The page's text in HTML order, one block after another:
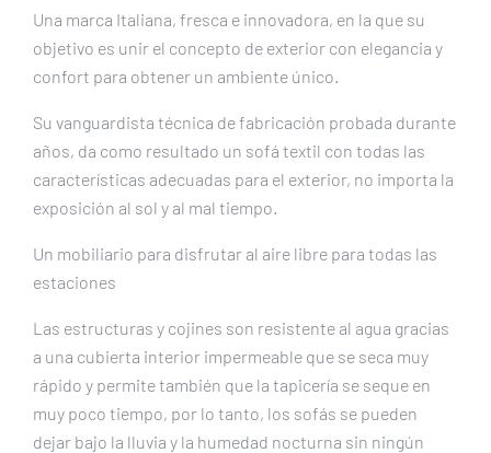
Una marca Italiana, fresca e innovadora, en la que su
objetivo es unir el concepto de exterior con elegancia y
confort para obtener un ambiente único.
Su vanguardista técnica de fabricación probada durante
años, da como resultado un sofá textil con todas las
características adecuadas para el exterior, no importa la
exposición al sol y al mal tiempo.
Un mobiliario para disfrutar al aire libre para todas las
estaciones
Las estructuras y cojines son resistente al agua gracias
a una cubierta interior impermeable que se seca muy
rápido y permite también que la tapicería se seque en
muy poco tiempo, por lo tanto, los sofás se pueden
dejar bajo la lluvia y la humedad nocturna sin ningún